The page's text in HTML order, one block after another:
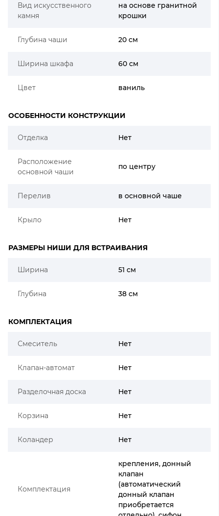
Вид искусственного
камня
на основе гранитной
крошки
Глубина чаши 20 см
Ширина шкафа 60 см
Цвет ваниль
ОСОБЕННОСТИ КОНСТРУКЦИИ
Отделка Нет
Расположение
основной чаши
по центру
Перелив в основной чаше
Крыло Нет
РАЗМЕРЫ НИШИ ДЛЯ ВСТРАИВАНИЯ
Ширина 51 см
Глубина 38 см
КОМПЛЕКТАЦИЯ
Смеситель Нет
Клапан-автомат Нет
Разделочная доска Нет
Корзина Нет
Коландер Нет
Комплектация
крепления, донный
клапан
(автоматический
донный клапан
приобретается